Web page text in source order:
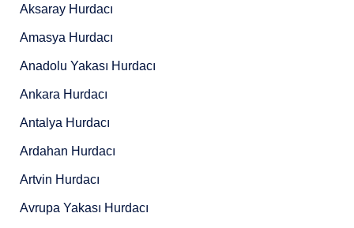
Aksaray Hurdacı
Amasya Hurdacı
Anadolu Yakası Hurdacı
Ankara Hurdacı
Antalya Hurdacı
Ardahan Hurdacı
Artvin Hurdacı
Avrupa Yakası Hurdacı